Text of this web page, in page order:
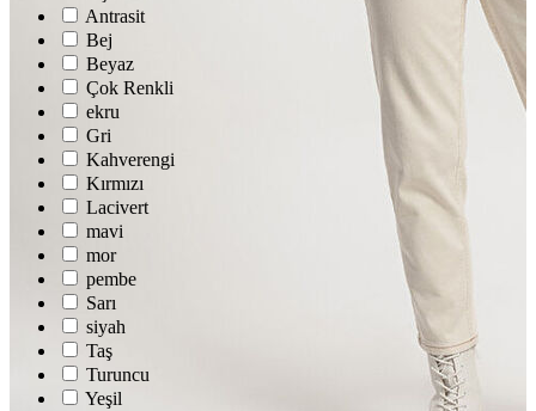
Antrasit
Bej
Beyaz
Çok Renkli
ekru
Gri
Kahverengi
Kırmızı
Lacivert
mavi
mor
pembe
Sarı
siyah
Taş
Turuncu
Yeşil